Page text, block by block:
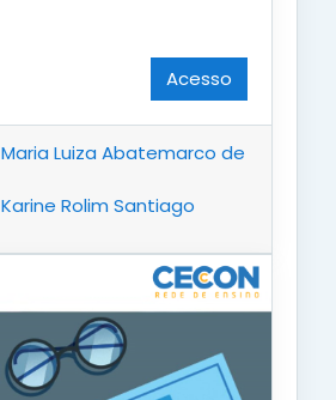
Acesso
Maria Luiza Abatemarco de
Karine Rolim Santiago